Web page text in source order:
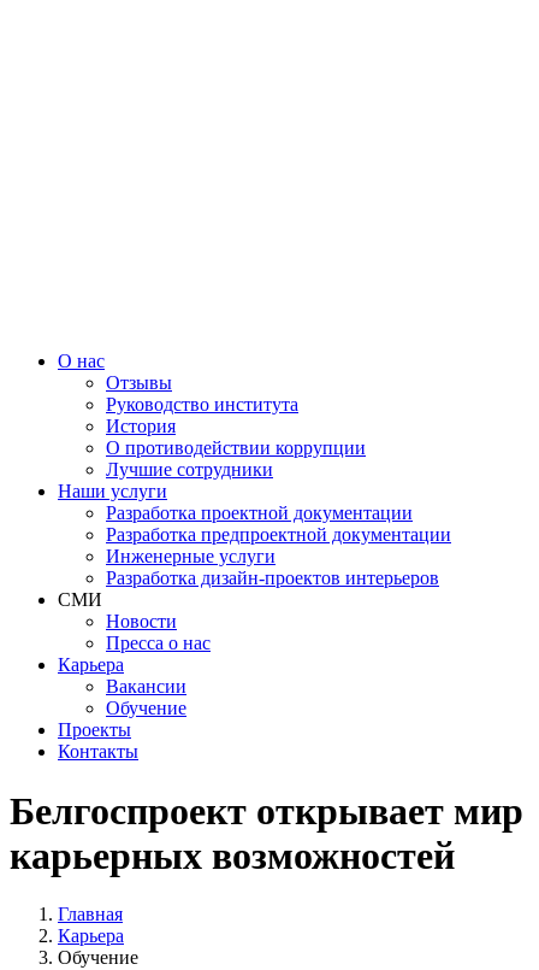
О нас
Отзывы
Руководство института
История
О противодействии коррупции
Лучшие сотрудники
Наши услуги
Разработка проектной документации
Разработка предпроектной документации
Инженерные услуги
Разработка дизайн-проектов интерьеров
СМИ
Новости
Пресса о нас
Карьера
Вакансии
Обучение
Проекты
Контакты
Белгоспроект открывает мир
карьерных возможностей
Главная
Карьера
Обучение